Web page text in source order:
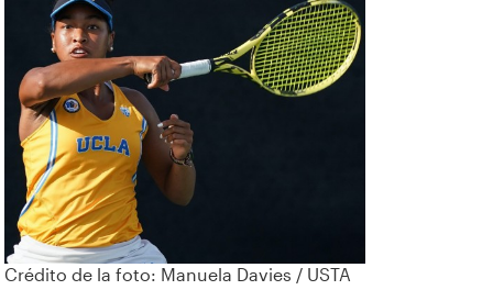
Crédito de la foto: Manuela Davies / USTA